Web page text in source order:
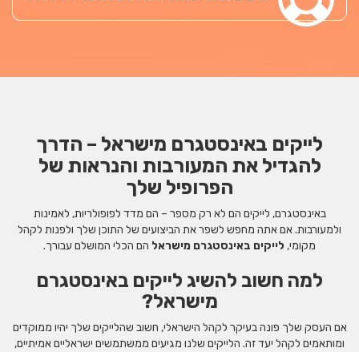
לייקים באינסטגרם מישראל – הדרך
להגדיל את המעורבות והנראות של
הפרופיל שלך
באינסטגרם, לייקים הם לא רק מספר – הם מדד לפופולריות, לאמינות
ולמעורבות. אם אתה מחפש לשפר את הביצועים של התוכן שלך ולפנות לקהל
מקומי, לייקים באינסטגרם מישראל הם הכלי המושלם עבורך.
למה חשוב להשיג לייקים באינסטגרם
מישראל?
אם העסק שלך פונה בעיקר לקהל הישראלי, חשוב שהלייקים שלך יהיו ממוקדים
ומותאמים לקהל יעד זה. הלייקים שלנו מגיעים ממשתמשים ישראליים אמיתיים,